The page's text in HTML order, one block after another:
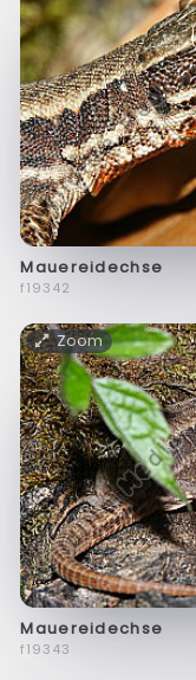
Mauereidechse
f19342
Zoom
Mauereidechse
f19343